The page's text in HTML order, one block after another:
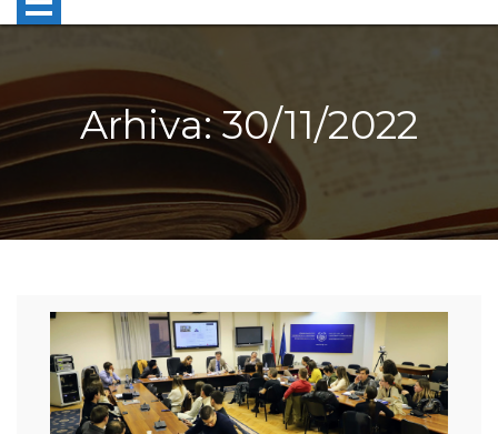
Arhiva: 30/11/2022